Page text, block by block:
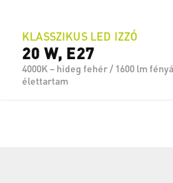
KLASSZIKUS LED IZZÓ
20 W, E27
4000K – hideg fehér / 1600 lm
élettartam